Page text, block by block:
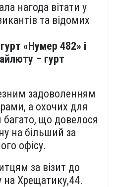
нагода вітати у
та відомих
«Нумер 482» і
– гурт
задоволенням
а охочих для
багато, що довелося
на більший за
офісу.
за візит до
на Хрещатику,44.